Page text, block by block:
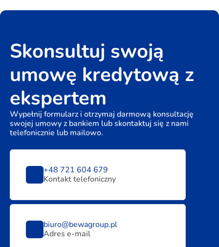
Skonsultuj swoją
umowę kredytową z
ekspertem
Wypełnij formularz i otrzymaj darmową konsultację
swojej umowy z bankiem lub skontaktuj się z nami
telefonicznie lub mailowo.
+48 721 604 679
Kontakt telefoniczny
biuro@bewagroup.pl
Adres e-mail